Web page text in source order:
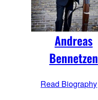
Andreas
Bennetzen
Read Biography